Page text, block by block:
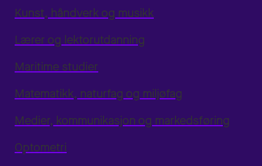
Kunst, håndverk og musikk
Lærer og lektorutdanning
Maritime studier
Matematikk, naturfag og miljøfag
Medier, kommunikasjon og markedsføring
Optometri